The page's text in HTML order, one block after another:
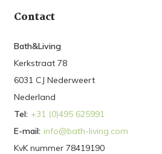
Contact
Bath&Living
Kerkstraat 78
6031 CJ Nederweert
Nederland
Tel: +31 (0)495 625991
E-mail: info@bath-living.com
KvK nummer 78419190